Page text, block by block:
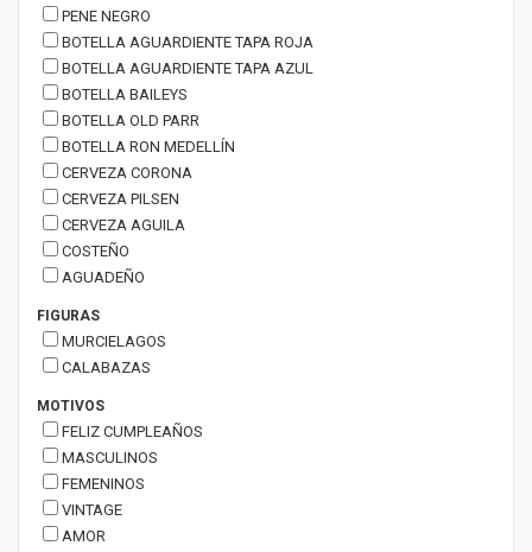
PENE NEGRO
BOTELLA AGUARDIENTE TAPA ROJA
BOTELLA AGUARDIENTE TAPA AZUL
BOTELLA BAILEYS
BOTELLA OLD PARR
BOTELLA RON MEDELLÍN
CERVEZA CORONA
CERVEZA PILSEN
CERVEZA AGUILA
COSTEÑO
AGUADEÑO
FIGURAS
MURCIELAGOS
CALABAZAS
MOTIVOS
FELIZ CUMPLEAÑOS
MASCULINOS
FEMENINOS
VINTAGE
AMOR